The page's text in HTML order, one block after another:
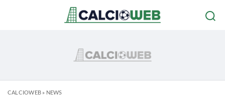
CALCIOWEB» NEWS